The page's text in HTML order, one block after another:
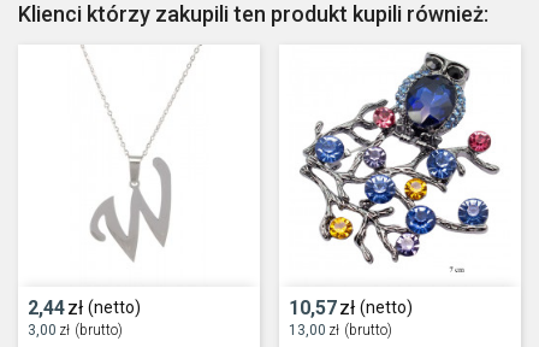
Klienci którzy zakupili ten produkt kupili również:
2,44zł (netto)
3,00 zł (brutto)
10,57zł (netto)
13,00 zł (brutto)